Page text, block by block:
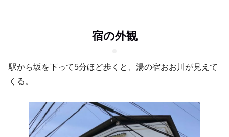
宿の外観
駅から坂を下って5分ほど歩くと、湯の宿おお川が見えて
くる。